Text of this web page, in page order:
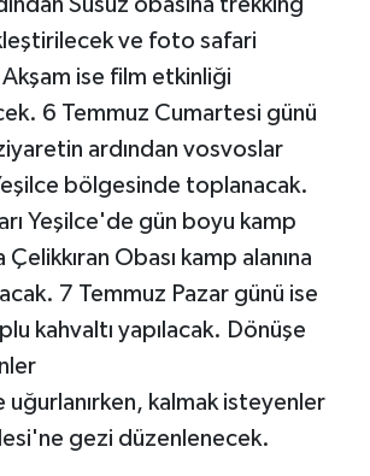
ve foto safari
ise film etkinliği
6 Temmuz Cumartesi günü
ardından vosvoslar
bölgesinde toplanacak.
Yeşilce'de gün boyu kamp
Obası kamp alanına
7 Temmuz Pazar günü ise
kahvaltı yapılacak. Dönüşe
kalmak isteyenler
gezi düzenlenecek.